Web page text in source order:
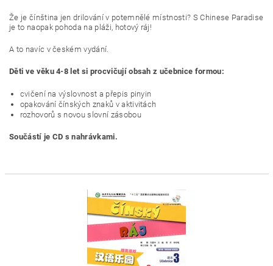
Že je čínština jen drilování v potemnělé místnosti? S Chinese Paradise
je to naopak pohoda na pláži, hotový ráj!
A to navíc v českém vydání.
Děti ve věku 4-8 let si procvičují obsah z učebnice formou:
cvičení na výslovnost a přepis pinyin
opakování čínských znaků v aktivitách
rozhovorů s novou slovní zásobou
Součástí je CD s nahrávkami.